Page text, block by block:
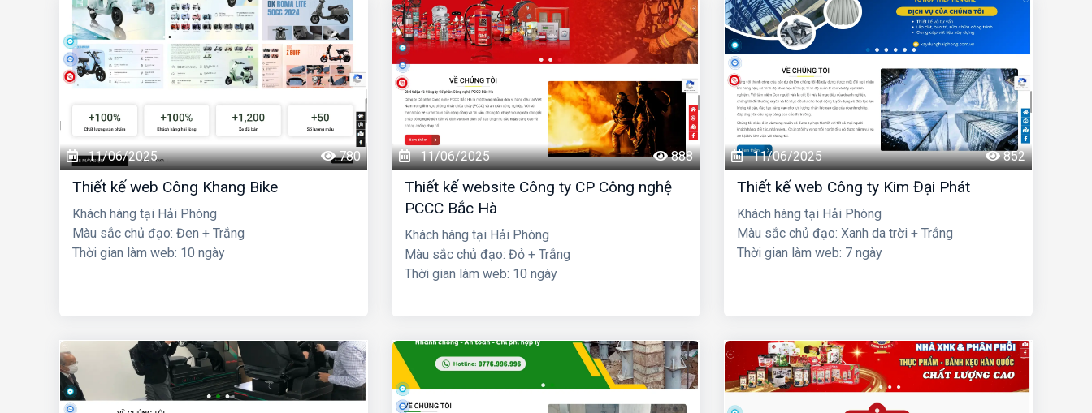
11/06/2025 780
Thiết kế web Công Khang Bike
Khách hàng tại Hải Phòng
Màu sắc chủ đạo: Đen + Trắng
Thời gian làm web: 10 ngày
11/06/2025 888
Thiết kế website Công ty CP Công nghệ
PCCC Bắc Hà
Khách hàng tại Hải Phòng
Màu sắc chủ đạo: Đỏ + Trắng
Thời gian làm web: 10 ngày
11/06/2025 852
Thiết kế web Công ty Kim Đại Phát
Khách hàng tại Hải Phòng
Màu sắc chủ đạo: Xanh da trời + Trắng
Thời gian làm web: 7 ngày